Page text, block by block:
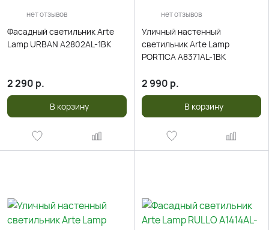
нет отзывов
Фасадный светильник Arte
Lamp URBAN A2802AL-1BK
2 290 р.
В корзину
нет отзывов
Уличный настенный
светильник Arte Lamp
PORTICA A8371AL-1BK
2 990 р.
В корзину